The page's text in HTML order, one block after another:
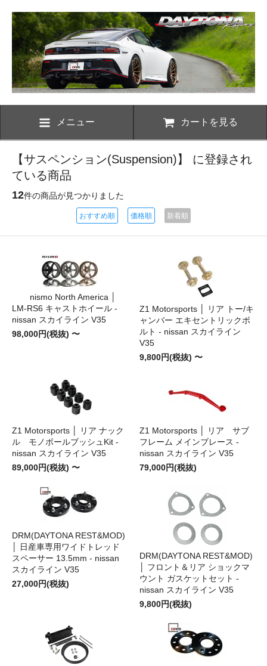
メニュー カートを見る
【サスペンション(Suspension)】 に登録され
ている商品
12件の商品が見つかりました
おすすめ順 価格順 新着順
nismo North America │
LM-RS6 キャストホイール -
nissan スカイライン V35
98,000円(税抜) 〜
Z1 Motorsports │ リア トー/キ
ャンバー エキセントリックボ
ルト - nissan スカイライン
V35
9,800円(税抜) 〜
Z1 Motorsports │ リア ナック
ル モノボールブッシュKit -
nissan スカイライン V35
89,000円(税抜) 〜
Z1 Motorsports │ リア サブ
フレーム メインブレース -
nissan スカイライン V35
79,000円(税抜)
DRM(DAYTONA REST&MOD)
│ 日産車専用ワイドトレッド
スペーサー 13.5mm - nissan
スカイライン V35
27,000円(税抜)
DRM(DAYTONA REST&MOD)
│ フロント＆リア ショックマ
ウント ガスケットセット -
nissan スカイライン V35
9,800円(税抜)